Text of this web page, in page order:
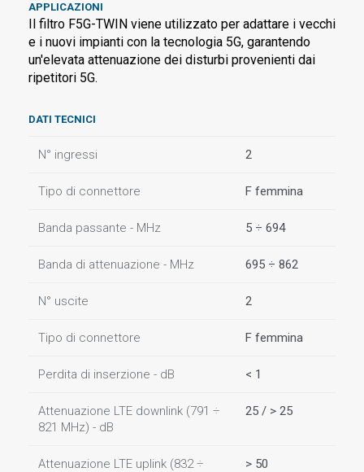
APPLICAZIONI
Il filtro F5G-TWIN viene utilizzato per adattare i vecchi
e i nuovi impianti con la tecnologia 5G, garantendo
un'elevata attenuazione dei disturbi provenienti dai
ripetitori 5G.
DATI TECNICI
N° ingressi 2
Tipo di connettore F femmina
Banda passante - MHz 5 ÷ 694
Banda di attenuazione - MHz 695 ÷ 862
N° uscite 2
Tipo di connettore F femmina
Perdita di inserzione - dB < 1
Attenuazione LTE downlink (791 ÷
821 MHz) - dB
25 / > 25
Attenuazione LTE uplink (832 ÷
> 50